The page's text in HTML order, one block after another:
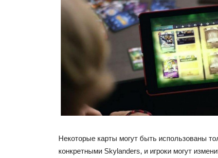
Некоторые карты могут быть использованы
конкретными Skylanders, и игроки могут